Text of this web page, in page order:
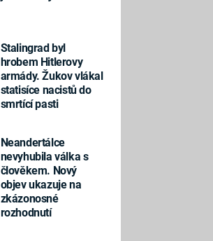
Stalingrad byl
hrobem Hitlerovy
armády. Žukov vlákal
statisíce nacistů do
smrtící pasti
Neandertálce
nevyhubila válka s
člověkem. Nový
objev ukazuje na
zkázonosné
rozhodnutí